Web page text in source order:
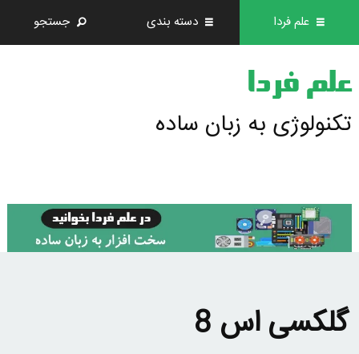
علم فردا دسته بندی جستجو
علم فردا
تکنولوژی به زبان ساده
گلکسی اس 8